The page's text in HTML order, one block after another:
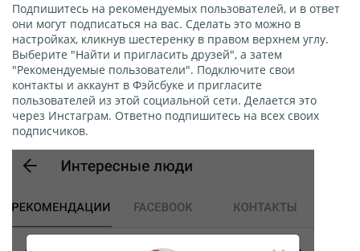
Подпишитесь на рекомендуемых пользователей, и в ответ
они могут подписаться на вас. Сделать это можно в
настройках, кликнув шестеренку в правом верхнем углу.
Выберите "Найти и пригласить друзей", а затем
"Рекомендуемые пользователи". Подключите свои
контакты и аккаунт в Фэйсбуке и пригласите
пользователей из этой социальной сети. Делается это
через Инстаграм. Ответно подпишитесь на всех своих
подписчиков.